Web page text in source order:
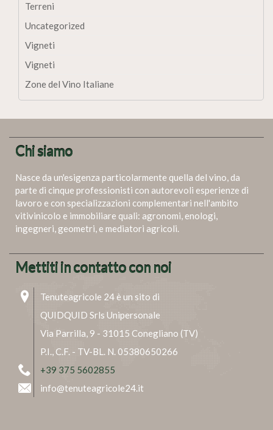
Terreni
Uncategorized
Vigneti
Vigneti
Zone del Vino Italiane
Chi siamo
Nasce da un'esigenza particolarmente quella del vino, da
parte di cinque professionisti con autorevoli esperienze di
lavoro e con specializzazioni complementari nell'ambito
vitivinicolo e immobiliare quali: agronomi, enologi,
ingegneri, geometri, e mediatori agricoli.
Mettiti in contatto con noi
Tenuteagricole 24 è un sito di
QUIDQUID Srls Unipersonale
Via Parrilla, 9 - 31015 Conegliano (TV)
P.I., C.F. - TV-BL. N. 05380650266
+39 375 5602855
info@tenuteagricole24.it